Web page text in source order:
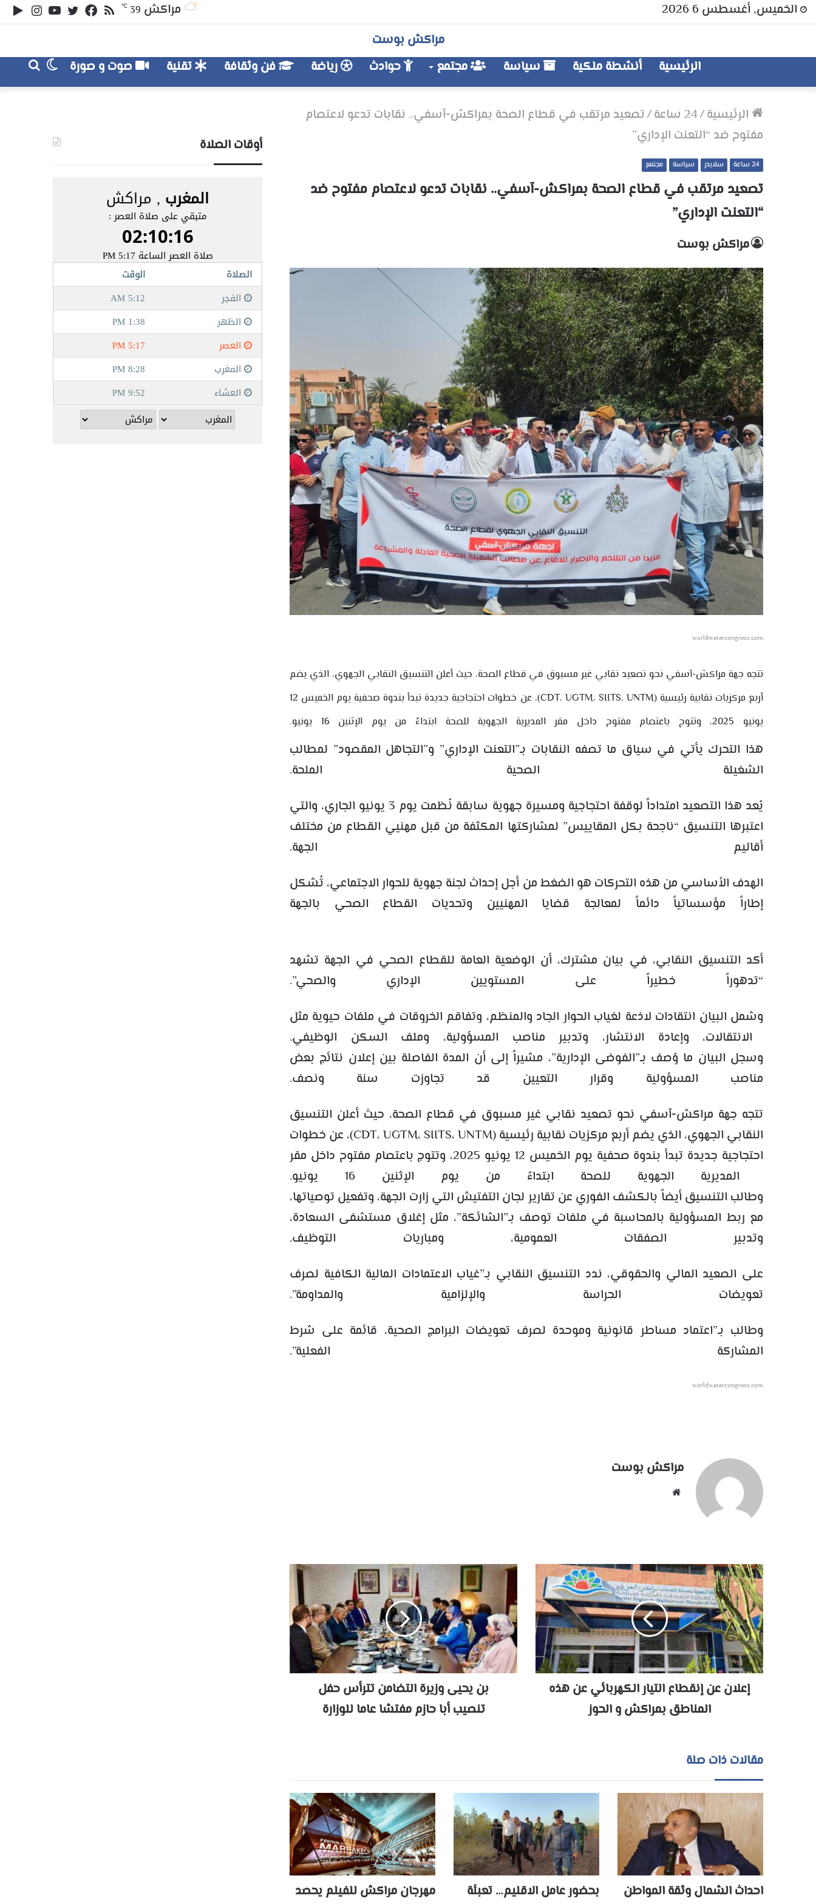
الخميس, أغسطس 6 2026 يوتيوبتويتر
فيسبوكملخص
الموقع
مراكش 39
℃
مراكش بوست
الرئيسية
أنشطة ملكية سياسة مجتمع حوادث رياضة فن وثقافة تقنية صوت و صورة
بحث
عن
الوضع
المظلم
الرئيسية/24 ساعة /تصعيد مرتقب في قطاع الصحة بمراكش-آسفي.. نقابات تدعو لاعتصام
مفتوح ضد “التعنت الإداري”
24 ساعة سلايدر سياسة مجتمع
تصعيد مرتقب في قطاع الصحة بمراكش-آسفي.. نقابات تدعو لاعتصام مفتوح ضد
“التعنت الإداري”
مراكش بوست
worldwatercongress.com
تتجه جهة مراكش-آسفي نحو تصعيد نقابي غير مسبوق في قطاع الصحة، حيث أعلن التنسيق النقابي الجهوي، الذي يضم
أربع مركزيات نقابية رئيسية (CDT، UGTM، SIITS، UNTM)، عن خطوات احتجاجية جديدة تبدأ بندوة صحفية يوم الخميس 12
يونيو 2025، وتتوج باعتصام مفتوح داخل مقر المديرية الجهوية للصحة ابتداءً من يوم الإثنين 16 يونيو.
هذا التحرك يأتي في سياق ما تصفه النقابات بـ”التعنت الإداري” و”التجاهل المقصود” لمطالب
الشغيلة الصحية الملحة.
يُعد هذا التصعيد امتداداً لوقفة احتجاجية ومسيرة جهوية سابقة نُظمت يوم 3 يونيو الجاري، والتي
اعتبرها التنسيق “ناجحة بكل المقاييس” لمشاركتها المكثفة من قبل مهنيي القطاع من مختلف
أقاليم الجهة.
الهدف الأساسي من هذه التحركات هو الضغط من أجل إحداث لجنة جهوية للحوار الاجتماعي، تُشكل
إطاراً مؤسساتياً دائماً لمعالجة قضايا المهنيين وتحديات القطاع الصحي بالجهة
أكد التنسيق النقابي، في بيان مشترك، أن الوضعية العامة للقطاع الصحي في الجهة تشهد
“تدهوراً خطيراً على المستويين الإداري والصحي”.
وشمل البيان انتقادات لاذعة لغياب الحوار الجاد والمنظم، وتفاقم الخروقات في ملفات حيوية مثل
الانتقالات، وإعادة الانتشار، وتدبير مناصب المسؤولية، وملف السكن الوظيفي.
وسجل البيان ما وُصف بـ”الفوضى الإدارية”، مشيراً إلى أن المدة الفاصلة بين إعلان نتائج بعض
مناصب المسؤولية وقرار التعيين قد تجاوزت سنة ونصف.
تتجه جهة مراكش-آسفي نحو تصعيد نقابي غير مسبوق في قطاع الصحة، حيث أعلن التنسيق
النقابي الجهوي، الذي يضم أربع مركزيات نقابية رئيسية (CDT، UGTM، SIITS، UNTM)، عن خطوات
احتجاجية جديدة تبدأ بندوة صحفية يوم الخميس 12 يونيو 2025، وتتوج باعتصام مفتوح داخل مقر
المديرية الجهوية للصحة ابتداءً من يوم الإثنين 16 يونيو.
وطالب التنسيق أيضاً بالكشف الفوري عن تقارير لجان التفتيش التي زارت الجهة، وتفعيل توصياتها،
مع ربط المسؤولية بالمحاسبة في ملفات توصف بـ”الشائكة”، مثل إغلاق مستشفى السعادة،
وتدبير الصفقات العمومية، ومباريات التوظيف.
على الصعيد المالي والحقوقي، ندد التنسيق النقابي بـ”غياب الاعتمادات المالية الكافية لصرف
تعويضات الحراسة والإلزامية والمداومة”.
وطالب بـ”اعتماد مساطر قانونية وموحدة لصرف تعويضات البرامج الصحية، قائمة على شرط
المشاركة الفعلية”.
worldwatercongress.com
مراكش بوست
إعلان عن إنقطاع التيار الكهربائي عن هذه
المناطق بمراكش و الحوز
بن يحيى وزيرة التضامن تترأس حفل
تنصيب أبا حازم مفتشا عاما للوزارة
مقالات ذات صلة
احداث الشمال وثقة المواطن
بحضور عامل الاقليم… تعبئة
مهرجان مراكش للفيلم يحصد
أوقات الصلاة